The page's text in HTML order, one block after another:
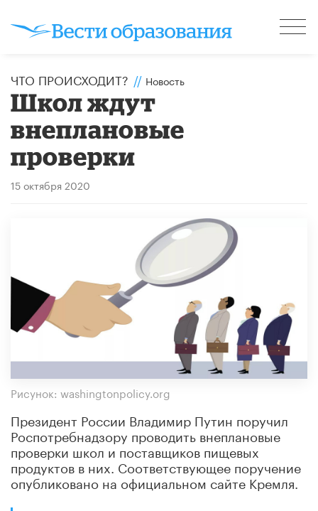
ЧТО ПРОИСХОДИТ? // Новость
Школ ждут
внеплановые
проверки
15 октября 2020
Рисунок: washingtonpolicy.org
Президент России Владимир Путин поручил
Роспотребнадзору проводить внеплановые
проверки школ и поставщиков пищевых
продуктов в них. Соответствующее поручение
опубликовано на официальном сайте Кремля.